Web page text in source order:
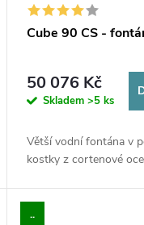
Cube 90 CS -
50 076 Kč
Skladem>5 ks
Větší vodní fontána v
kostky z cortenové
..